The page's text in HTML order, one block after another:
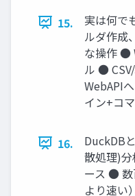
15.
実は何で
ルダ作成
な操作 ●
ル ●
WebAPI
イン+コ
16.
DuckDB
散処理)
ース ● 数
より速い